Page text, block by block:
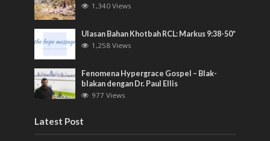
1,340 Views
Ulasan Bahan Khotbah RCL: Markus 9:38-50*
1,258 Views
Fenomena Hypergrace Gospel – Blak-
blakan dengan Dr. Paul Ellis
977 Views
Latest Post